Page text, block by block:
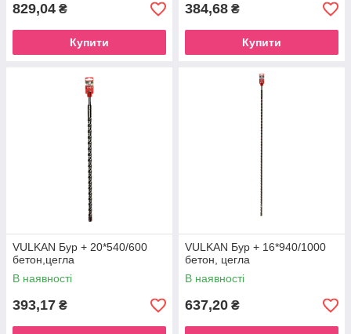
829,04 ₴
Купити
384,68 ₴
Купити
VULKAN Бур + 20*540/600
бетон,цегла
В наявності
393,17 ₴
VULKAN Бур + 16*940/1000
бетон, цегла
В наявності
637,20 ₴